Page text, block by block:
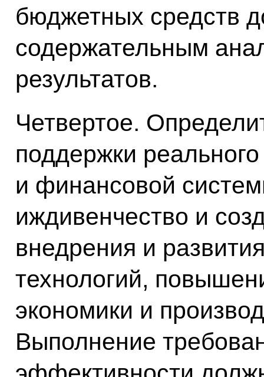
бюджетных средств
содержательным
результатов.
Четвертое.
поддержки
и финансовой
иждивенчество и
внедрения и
технологий,
экономики и
Выполнение